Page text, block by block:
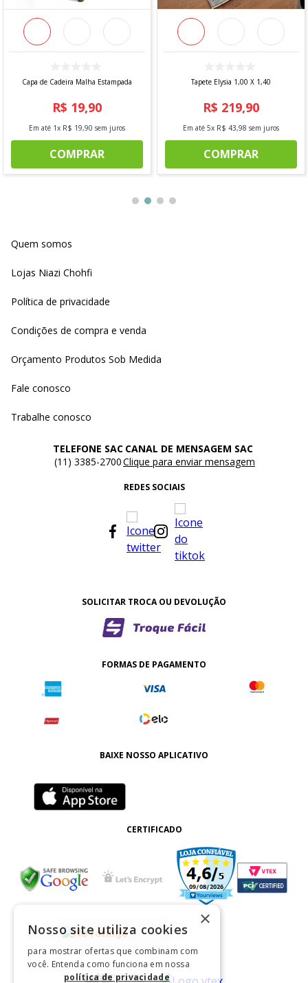
Capa de Cadeira Malha Estampada
R$ 19,90
Em até 1x R$ 19,90 sem juros
COMPRAR
Tapete Elysia 1,00 X 1,40
R$ 219,90
Em até 5x R$ 43,98 sem juros
COMPRAR
Quem somos
Lojas Niazi Chohfi
Política de privacidade
Condições de compra e venda
Orçamento Produtos Sob Medida
Fale conosco
Trabalhe conosco
TELEFONE SAC
(11) 3385-2700
CANAL DE MENSAGEM SAC
Clique para enviar mensagem
REDES SOCIAIS
SOLICITAR TROCA OU DEVOLUÇÃO
FORMAS DE PAGAMENTO
BAIXE NOSSO APLICATIVO
CERTIFICADO
×
Nosso site utiliza cookies
para mostrar ofertas que combinam com
você. Entenda como funciona em nossa
política de privacidade